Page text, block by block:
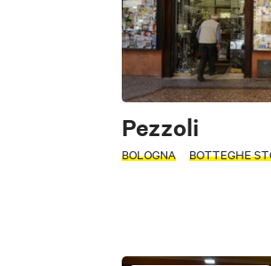
Pezzoli
BOLOGNA BOTTEGHE
+
−